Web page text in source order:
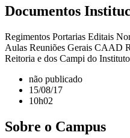
Documentos
Regimentos Portarias Editais
Aulas Reuniões Gerais CAAD
Reitoria e dos Campi do
não publicado
15/08/17
10h02
Sobre o Campus